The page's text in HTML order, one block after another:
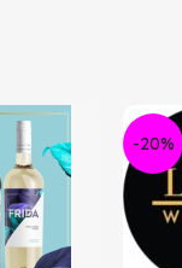
-20%